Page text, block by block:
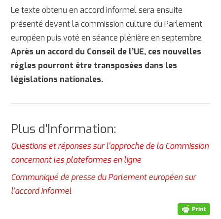
Le texte obtenu en accord informel sera ensuite
présenté devant la commission culture du Parlement
européen puis voté en séance plénière en septembre.
Après un accord du Conseil de l’UE, ces nouvelles
règles pourront être transposées dans les
législations nationales.
Plus d'Information:
Questions et réponses sur l'approche de la Commission
concernant les plateformes en ligne
Communiqué de presse du Parlement européen sur
l'accord informel